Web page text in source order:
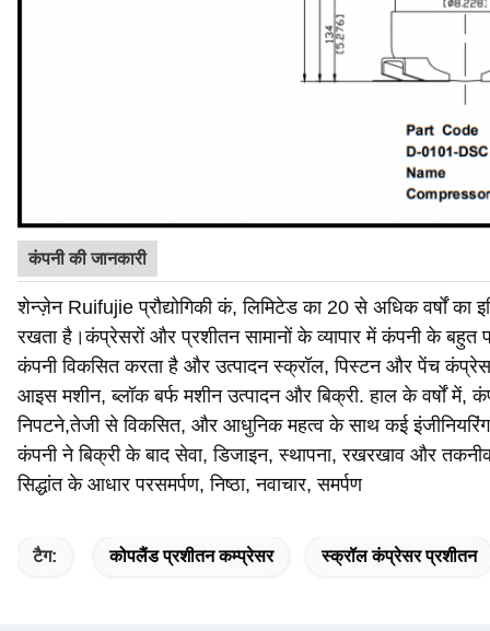
कंपनी की जानकारी
शेन्ज़ेन Ruifujie प्रौद्योगिकी कं, लिमिटेड का 20 से अधिक वर्षों का
रखता है।कंप्रेसरों और प्रशीतन सामानों के व्यापार में कंपनी के
कंपनी विकसित करता है और उत्पादन स्क्रॉल, पिस्टन और पेंच
आइस मशीन, ब्लॉक बर्फ मशीन उत्पादन और बिक्री. हाल के वर्षों में,
निपटने,तेजी से विकसित, और आधुनिक महत्व के साथ कई इंजीनियरिंग
कंपनी ने बिक्री के बाद सेवा, डिजाइन, स्थापना, रखरखाव और
सिद्धांत के आधार परसमर्पण, निष्ठा, नवाचार, समर्पण
टैग: कोपलैंड प्रशीतन कम्प्रेसर स्क्रॉल कंप्रेसर प्रशीतन